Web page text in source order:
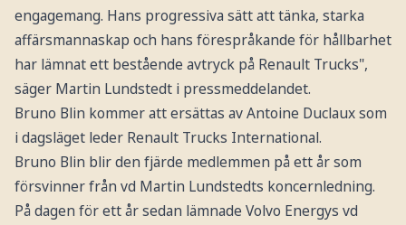
engagemang. Hans progressiva sätt att tänka, starka
affärsmannaskap och hans förespråkande för hållbarhet
har lämnat ett bestående avtryck på Renault Trucks",
säger Martin Lundstedt i pressmeddelandet.
Bruno Blin kommer att ersättas av Antoine Duclaux som
i dagsläget leder Renault Trucks International.
Bruno Blin blir den fjärde medlemmen på ett år som
försvinner från vd Martin Lundstedts koncernledning.
På dagen för ett år sedan lämnade Volvo Energys vd